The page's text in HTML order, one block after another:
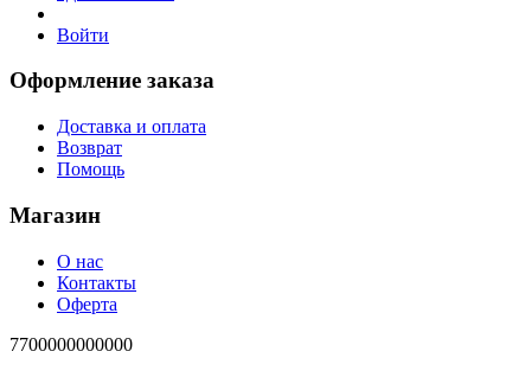
Войти
Оформление заказа
Доставка и оплата
Возврат
Помощь
Магазин
О нас
Контакты
Оферта
7700000000000